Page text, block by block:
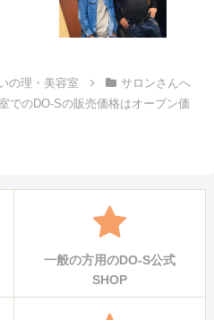
の理・美容室
サロンさんへ
でのDO-Sの販売価格はオープン価
一般の方用のDO-S公式
SHOP